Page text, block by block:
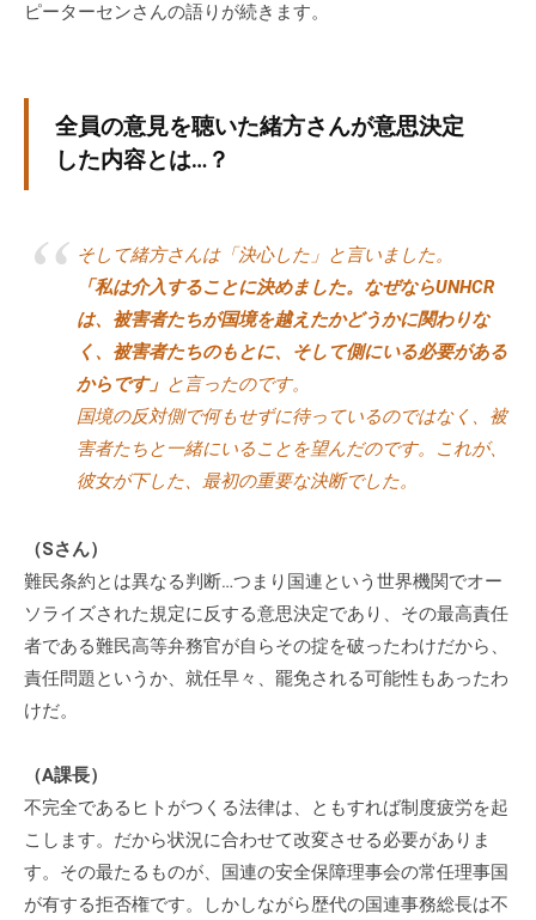
ピーターセンさんの語りが続きます。
全員の意見を聴いた緒方さんが意思決定
した内容とは…？
そして緒方さんは「決心した」と言いました。
「私は介入することに決めました。なぜならUNHCR
は、被害者たちが国境を越えたかどうかに関わりな
く、被害者たちのもとに、そして側にいる必要がある
からです」 と言ったのです。
国境の反対側で何もせずに待っているのではなく、被
害者たちと一緒にいることを望んだのです。これが、
彼女が下した、最初の重要な決断でした。
（Sさん）
難民条約とは異なる判断…つまり国連という世界機関でオー
ソライズされた規定に反する意思決定であり、その最高責任
者である難民高等弁務官が自らその掟を破ったわけだから、
責任問題というか、就任早々、罷免される可能性もあったわ
けだ。
（A課長）
不完全であるヒトがつくる法律は、ともすれば制度疲労を起
こします。だから状況に合わせて改変させる必要がありま
す。その最たるものが、国連の安全保障理事会の常任理事国
が有する拒否権です。しかしながら歴代の国連事務総長は不